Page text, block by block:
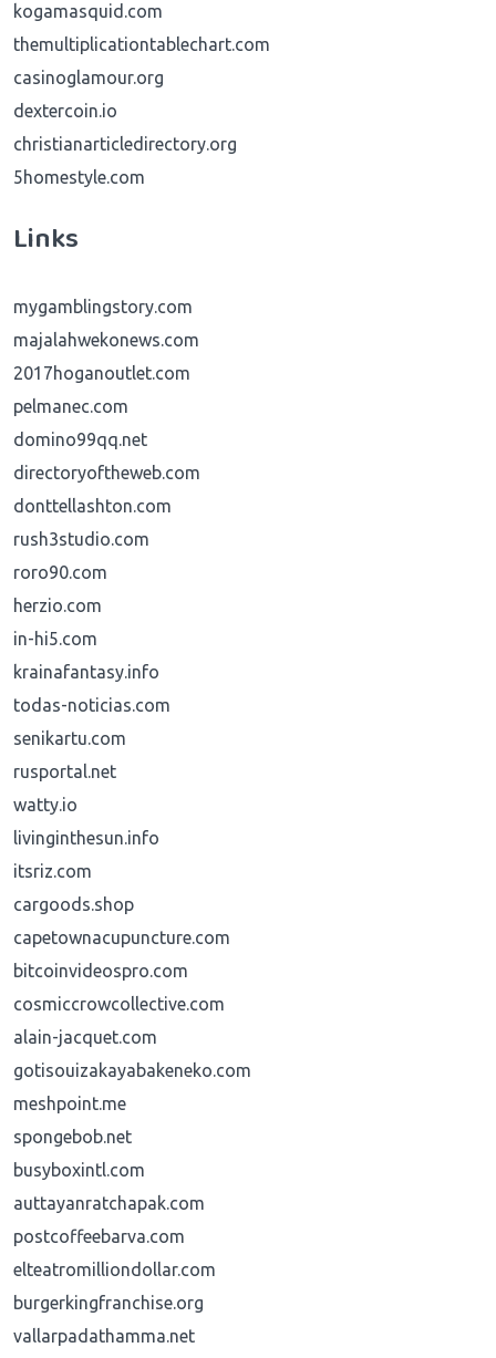
kogamasquid.com
themultiplicationtablechart.com
casinoglamour.org
dextercoin.io
christianarticledirectory.org
5homestyle.com
Links
mygamblingstory.com
majalahwekonews.com
2017hoganoutlet.com
pelmanec.com
domino99qq.net
directoryoftheweb.com
donttellashton.com
rush3studio.com
roro90.com
herzio.com
in-hi5.com
krainafantasy.info
todas-noticias.com
senikartu.com
rusportal.net
watty.io
livinginthesun.info
itsriz.com
cargoods.shop
capetownacupuncture.com
bitcoinvideospro.com
cosmiccrowcollective.com
alain-jacquet.com
gotisouizakayabakeneko.com
meshpoint.me
spongebob.net
busyboxintl.com
auttayanratchapak.com
postcoffeebarva.com
elteatromilliondollar.com
burgerkingfranchise.org
vallarpadathamma.net